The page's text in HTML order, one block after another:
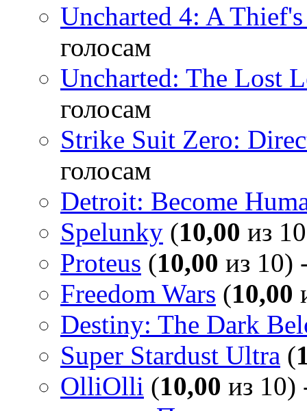
Uncharted 4: A
голосам
Uncharted: The Lost
голосам
Strike Suit Zero:
голосам
Detroit: Become
Spelunky (10,00 из
Proteus (10,00 из 10)
Freedom Wars (10,00
Destiny: The Dark
Super Stardust Ultra (
OlliOlli (10,00 из 10)